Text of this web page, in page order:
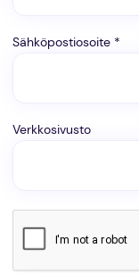
Sähköpostiosoite *
Verkkosivusto